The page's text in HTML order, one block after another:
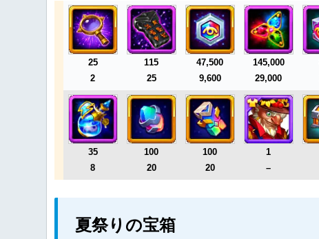
25
2
115
25
47,500
9,600
145,000
29,000
35
8
100
20
100
20
1
–
夏祭りの宝箱